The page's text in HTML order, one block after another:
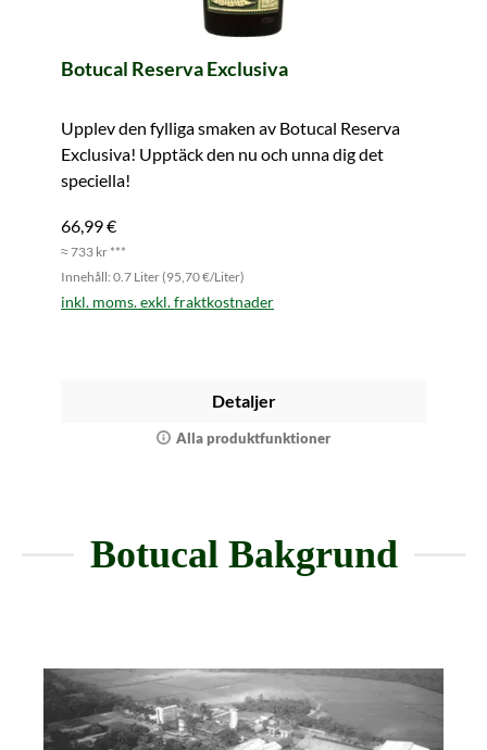
Botucal Reserva Exclusiva
Upplev den fylliga smaken av Botucal Reserva
Exclusiva! Upptäck den nu och unna dig det
speciella!
66,99 €
≈ 733 kr ***
Innehåll: 0.7 Liter (95,70 €/Liter)
inkl. moms. exkl. fraktkostnader
Detaljer
Alla produktfunktioner
Botucal Bakgrund